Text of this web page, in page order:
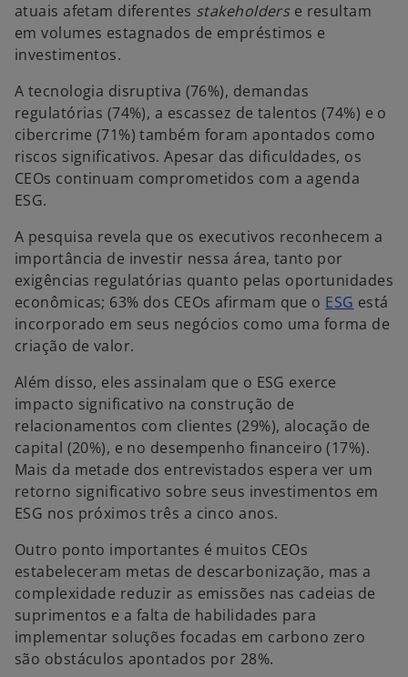
atuais afetam diferentes stakeholderse resultam
em volumes estagnados de empréstimos e
investimentos.
A tecnologia disruptiva (76%), demandas
regulatórias (74%), a escassez de talentos (74%) e o
cibercrime (71%) também foram apontados como
riscos significativos. Apesar das dificuldades, os
CEOs continuam comprometidos com a agenda
ESG.
A pesquisa revela que os executivos reconhecem a
importância de investir nessa área, tanto por
exigências regulatórias quanto pelas oportunidades
econômicas; 63% dos CEOs afirmam que o ESG a
b
u
m
a
n
está
incorporado em seus negócios como uma forma de
criação de valor.
Além disso, eles assinalam que o ESG exerce
impacto significativo na construção de
relacionamentos com clientes (29%), alocação de
capital (20%), e no desempenho financeiro (17%).
Mais da metade dos entrevistados espera ver um
retorno significativo sobre seus investimentos em
ESG nos próximos três a cinco anos.
Outro ponto importantes é muitos CEOs
estabeleceram metas de descarbonização, mas a
complexidade reduzir as emissões nas cadeias de
suprimentos e a falta de habilidades para
implementar soluções focadas em carbono zero
são obstáculos apontados por 28%.